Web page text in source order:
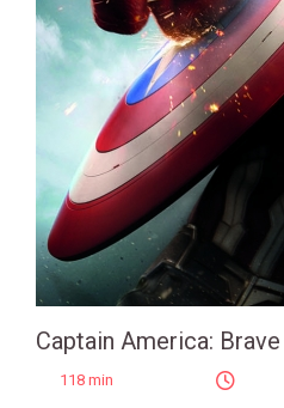
Captain America:
118 min